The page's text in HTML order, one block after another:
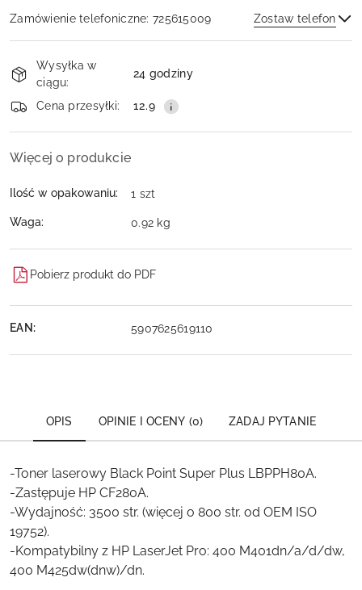
Zamówienie telefoniczne: 725615009 Zostaw telefon
Dostępność
i
dostawa
Wysyłka w
ciągu:
24 godziny
Cena przesyłki: 12.9
Więcej o produkcie
Ilość w opakowaniu: 1 szt
Waga: 0.92 kg
Pobierz produkt do PDF
EAN: 5907625619110
OPIS OPINIE I OCENY (0) ZADAJ PYTANIE
-Toner laserowy Black Point Super Plus LBPPH80A.
-Zastępuje HP CF280A.
-Wydajność: 3500 str. (więcej o 800 str. od OEM ISO
19752).
-Kompatybilny z HP LaserJet Pro: 400 M401dn/a/d/dw,
400 M425dw(dnw)/dn.